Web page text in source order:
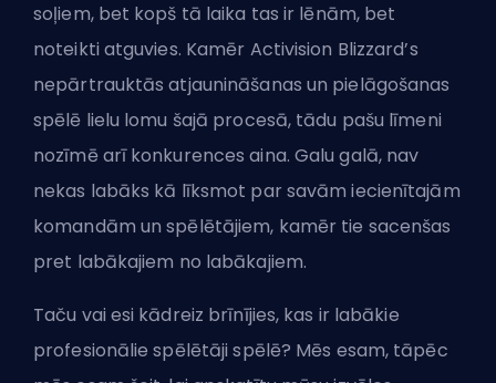
soļiem, bet kopš tā laika tas ir lēnām, bet
noteikti atguvies. Kamēr Activision Blizzard’s
nepārtrauktās atjaunināšanas un pielāgošanas
spēlē lielu lomu šajā procesā, tādu pašu līmeni
nozīmē arī konkurences aina. Galu galā, nav
nekas labāks kā līksmot par savām iecienītajām
komandām un spēlētājiem, kamēr tie sacenšas
pret labākajiem no labākajiem.
Taču vai esi kādreiz brīnījies, kas ir labākie
profesionālie spēlētāji spēlē? Mēs esam, tāpēc